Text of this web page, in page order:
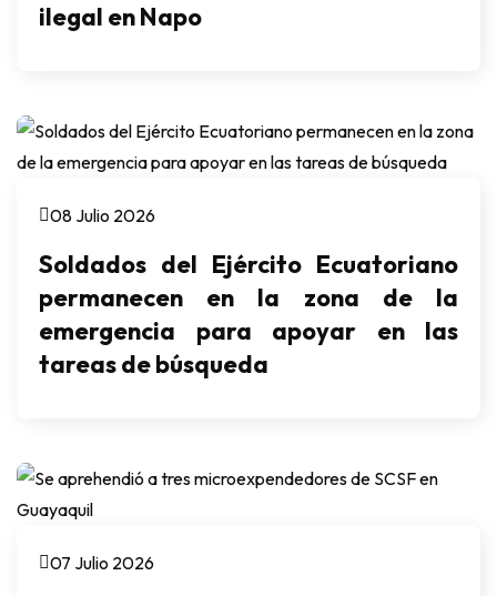
ilegal en Napo
Soldados del Ejército Ecuatoriano
permanecen en la zona de la
emergencia para apoyar en las
tareas de búsqueda
08 Julio 2026
07 Julio 2026